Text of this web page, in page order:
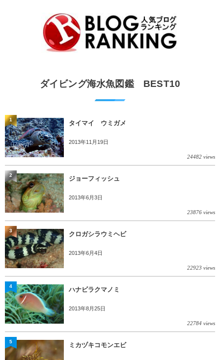
ダイビング海水魚図鑑 BEST10
タイマイ ウミガメ
2013年11月19日
24482 views
1
ジョーフィッシュ
2013年6月3日
23876 views
2
クロガシラウミヘビ
2013年6月4日
22923 views
3
ハナビラクマノミ
2013年8月25日
22784 views
4
ミカヅキコモンエビ
5